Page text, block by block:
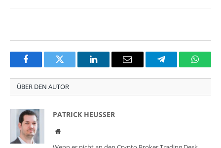
FacebookTwitter LinkedInEmail Telegram
ÜBER DEN AUTOR
PATRICK HEUSSER
Website